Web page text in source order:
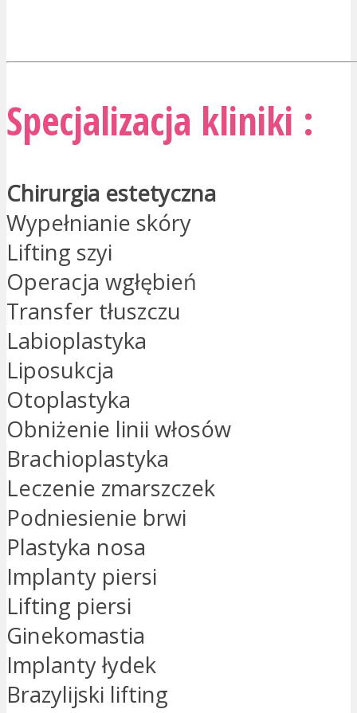
Specjalizacja kliniki :
Chirurgia estetyczna
Wypełnianie skóry
Lifting szyi
Operacja wgłębień
Transfer tłuszczu
Labioplastyka
Liposukcja
Otoplastyka
Obniżenie linii włosów
Brachioplastyka
Leczenie zmarszczek
Podniesienie brwi
Plastyka nosa
Implanty piersi
Lifting piersi
Ginekomastia
Implanty łydek
Brazylijski lifting